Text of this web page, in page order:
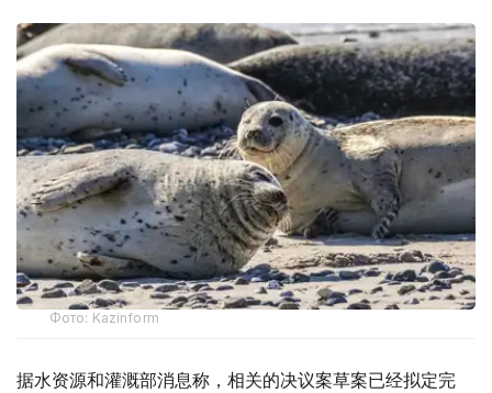
Фото: Kazinform
据水资源和灌溉部消息称，相关的决议案草案已经拟定完